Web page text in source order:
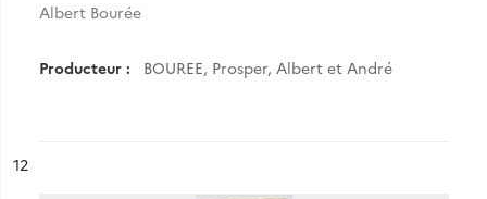
Albert Bourée
Producteur : BOUREE, Prosper, Albert et André
n°
12